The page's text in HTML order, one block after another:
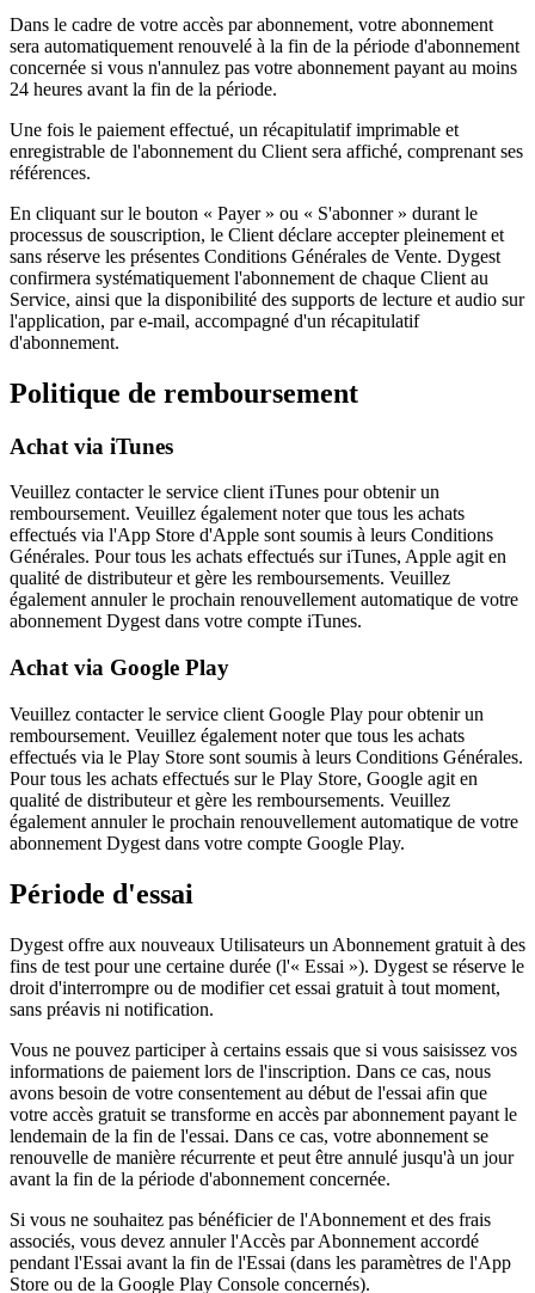
Dans le cadre de votre accès par abonnement, votre abonnement
sera automatiquement renouvelé à la fin de la période d'abonnement
concernée si vous n'annulez pas votre abonnement payant au moins
24 heures avant la fin de la période.
Une fois le paiement effectué, un récapitulatif imprimable et
enregistrable de l'abonnement du Client sera affiché, comprenant ses
références.
En cliquant sur le bouton « Payer » ou « S'abonner » durant le
processus de souscription, le Client déclare accepter pleinement et
sans réserve les présentes Conditions Générales de Vente. Dygest
confirmera systématiquement l'abonnement de chaque Client au
Service, ainsi que la disponibilité des supports de lecture et audio sur
l'application, par e-mail, accompagné d'un récapitulatif
d'abonnement.
Politique de remboursement
Achat via iTunes
Veuillez contacter le service client iTunes pour obtenir un
remboursement. Veuillez également noter que tous les achats
effectués via l'App Store d'Apple sont soumis à leurs Conditions
Générales. Pour tous les achats effectués sur iTunes, Apple agit en
qualité de distributeur et gère les remboursements. Veuillez
également annuler le prochain renouvellement automatique de votre
abonnement Dygest dans votre compte iTunes.
Achat via Google Play
Veuillez contacter le service client Google Play pour obtenir un
remboursement. Veuillez également noter que tous les achats
effectués via le Play Store sont soumis à leurs Conditions Générales.
Pour tous les achats effectués sur le Play Store, Google agit en
qualité de distributeur et gère les remboursements. Veuillez
également annuler le prochain renouvellement automatique de votre
abonnement Dygest dans votre compte Google Play.
Période d'essai
Dygest offre aux nouveaux Utilisateurs un Abonnement gratuit à des
fins de test pour une certaine durée (l'« Essai »). Dygest se réserve le
droit d'interrompre ou de modifier cet essai gratuit à tout moment,
sans préavis ni notification.
Vous ne pouvez participer à certains essais que si vous saisissez vos
informations de paiement lors de l'inscription. Dans ce cas, nous
avons besoin de votre consentement au début de l'essai afin que
votre accès gratuit se transforme en accès par abonnement payant le
lendemain de la fin de l'essai. Dans ce cas, votre abonnement se
renouvelle de manière récurrente et peut être annulé jusqu'à un jour
avant la fin de la période d'abonnement concernée.
Si vous ne souhaitez pas bénéficier de l'Abonnement et des frais
associés, vous devez annuler l'Accès par Abonnement accordé
pendant l'Essai avant la fin de l'Essai (dans les paramètres de l'App
Store ou de la Google Play Console concernés).